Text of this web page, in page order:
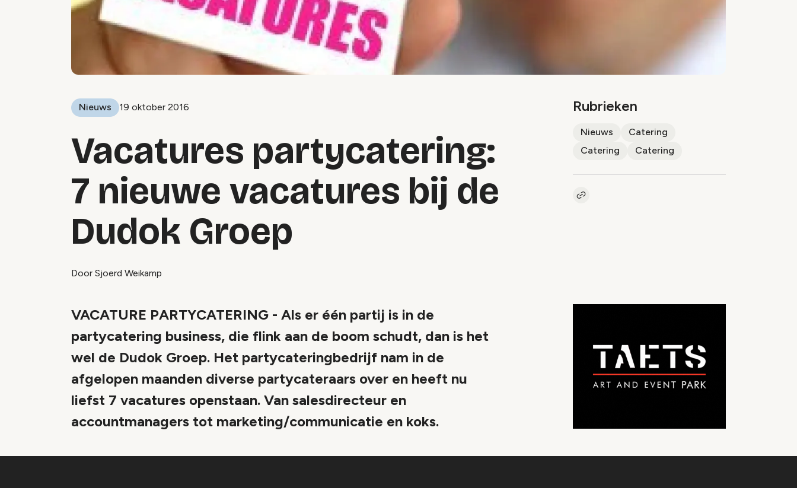
Nieuws 19 oktober 2016
Vacatures partycatering:
7 nieuwe vacatures bij de
Dudok Groep
Door Sjoerd Weikamp
Rubrieken
Nieuws
Catering
Catering
Catering
Kopieer link naar artikel
VACATURE PARTYCATERING - Als er één partij is in de
partycatering business, die flink aan de boom schudt, dan is het
wel de Dudok Groep. Het partycateringbedrijf nam in de
afgelopen maanden diverse partycateraars over en heeft nu
liefst 7 vacatures openstaan. Van salesdirecteur en
accountmanagers tot marketing/communicatie en koks.